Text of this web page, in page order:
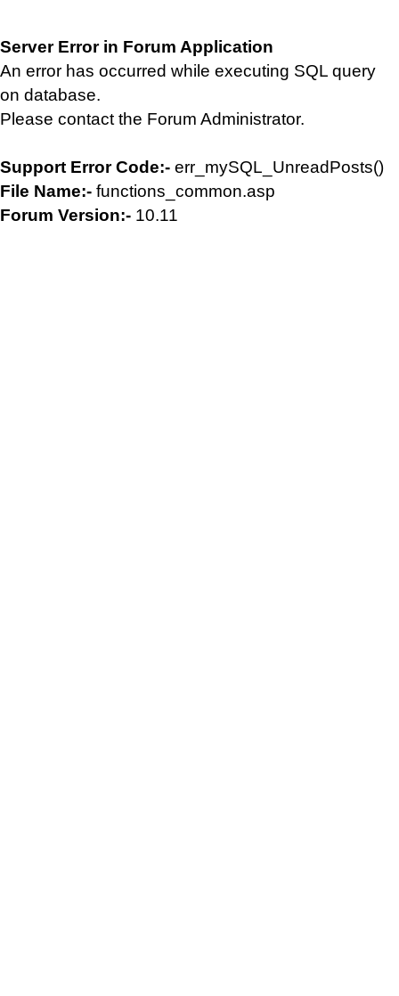
Server Error in Forum Application
An error has occurred while executing SQL query
on database.
Please contact the Forum Administrator.
Support Error Code:- err_mySQL_UnreadPosts()
File Name:- functions_common.asp
Forum Version:- 10.11